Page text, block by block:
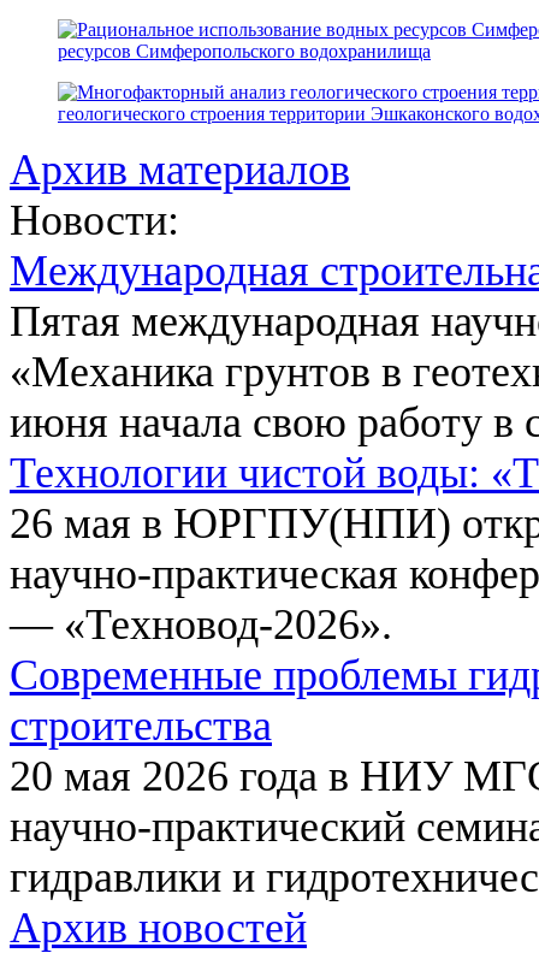
ресурсов Симферопольского водохранилища
геологического строения территории Эшкаконского
Архив материалов
Новости:
Международная
Пятая международная
«Механика грунтов в
июня начала свою работу в
Технологии чистой воды:
26 мая в ЮРГПУ(НПИ)
научно-практическая
— «Техновод-2026».
Современные проблемы
строительства
20 мая 2026 года в НИУ
научно-практический
гидравлики и
Архив новостей